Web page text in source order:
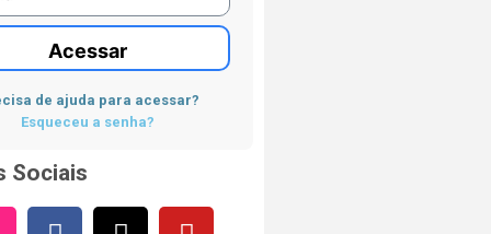
Acessar
de ajuda para acessar?
Esqueceu a senha?
Sociais